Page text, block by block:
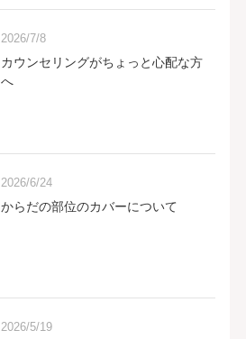
2026/7/8
カウンセリングがちょっと心配な方
へ
2026/6/24
からだの部位のカバーについて
2026/5/19